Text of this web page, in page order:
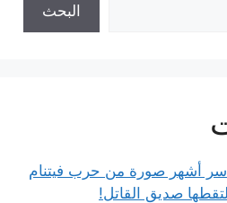
البحث
أشهر صورة من حرب فيتنام
صديق القاتل!